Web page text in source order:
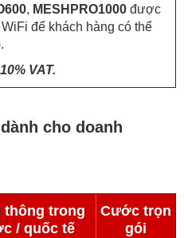
, MESHPRO1000 được
để khách hàng có thể
VAT.
cho doanh
thông trong
/ quốc tế
Cước trọn
gói